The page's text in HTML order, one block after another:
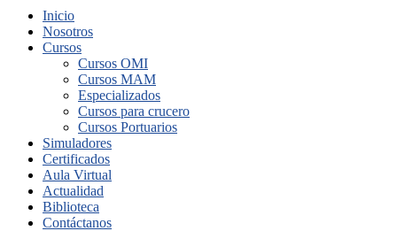
Inicio
Nosotros
Cursos
Cursos OMI
Cursos MAM
Especializados
Cursos para crucero
Cursos Portuarios
Simuladores
Certificados
Aula Virtual
Actualidad
Biblioteca
Contáctanos